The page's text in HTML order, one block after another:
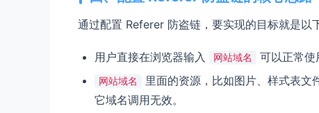
通过配置 Referer 防盗链，要实现的目标就是以
用户直接在浏览器输入 网站域名 可以正常使
网站域名
里面的资源，比如图片、样式表文
它域名调用无效。